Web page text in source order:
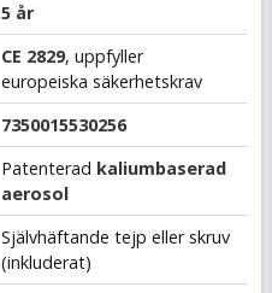
5 år
CE 2829, uppfyller
europeiska säkerhetskrav
7350015530256
Patenterad kaliumbaserad
aerosol
Självhäftande tejp eller skruv
(inkluderat)